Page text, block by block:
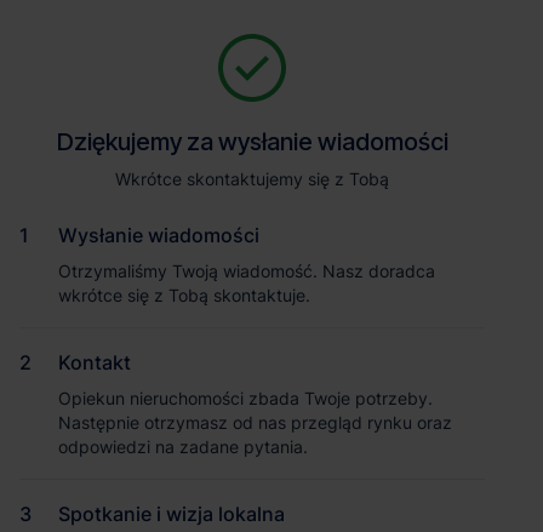
Dziękujemy za wysłanie wiadomości
Wkrótce skontaktujemy się z Tobą
Wysłanie wiadomości
Otrzymaliśmy Twoją wiadomość. Nasz doradca
wkrótce się z Tobą skontaktuje.
Kontakt
Opiekun nieruchomości zbada Twoje potrzeby.
Następnie otrzymasz od nas przegląd rynku oraz
odpowiedzi na zadane pytania.
Spotkanie i wizja lokalna
Jesteśmy tu, żeby Ci pomóc. Niezależnie od tego, na jakim etapie
pomożemy Ci wybrać najlepszą ofertę. Napisz do nas!
Imię i nazwisko
Nazwa firmy
Email służbowy
Dziękujemy za wysłanie wiadomości
Wkrótce skontaktujemy się z Tobą
Wysłanie wiadomości
Otrzymaliśmy Twoją wiadomość. Nasz doradca
wkrótce się z Tobą skontaktuje.
Kontakt
Opiekun nieruchomości zbada Twoje potrzeby.
Następnie otrzymasz od nas przegląd rynku oraz
odpowiedzi na zadane pytania.
Spotkanie i wizja lokalna